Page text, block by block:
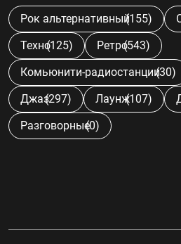
Рок альтернативный(155)
Техно(125) Ретро(543)
Комьюнити-радиостанции(30)
Джаз(297) Лаунж(107)
Разговорные(0)